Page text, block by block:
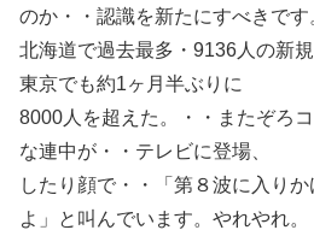
のか・・認識を新たにすべきです
北海道で過去最多・9136人の新
東京でも約1ヶ月半ぶりに
8000人を超えた。・・またぞろ
な連中が・・テレビに登場、
したり顔で・・「第８波に入り
よ」と叫んでいます。やれやれ。